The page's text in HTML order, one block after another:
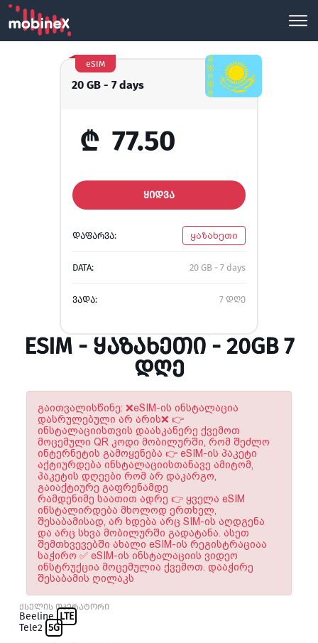
20 GB - 7 days
eSIM
₾ 77.50
ᲧᲘᲓᲕᲐ
ᲓᲐᲤᲐᲠᲕᲐ: ყაზახეთი
DATA: 20 GB - 7 days
ᲕᲐᲓᲐ: 7 დღე
ESIM - ᲧᲐᲖᲐᲮᲔᲗᲘ - 20GB 7
ᲓᲦᲔ
გაითვალისწინე: ❌eSIM-ის ინსტალაცია
დასრულებული არ არის❌ 👉
ინსტალაციისთვის დაასკანერე ქვემოთ
მოცემული QR კოდი მობილურში, რომ შეძლო
ინტერნეტის გამოყენება 👉 eSIM-ის პაკეტი
აქტიურდება ინსტალაციისთანავე ამიტომ,
პაკეტის დღეები რომ არ დაკარგო,
გაიაქტიურე გაფრენამდე
რამდენიმე საათით ადრე 👉 ყველა eSIM
ინსტალირდება მხოლოდ ერთხელ,
შესაბამისად, არ ხდება არც SIM-ის აღდგენა
და არც სხვა მობილურში გადატანა. ასეთ
შემთხვევებში ახალი eSIM-ის რეგისტრაციაა
საჭირო ✅ eSIM-ის ინსტალაციის ვიდეო
ინსტრუქცია მოცემულია ქვემოთ. დააჭირე
შესაბამის ღილაკს
ქსელის ოპერატორი
Beeline LTE
Tele2 5G